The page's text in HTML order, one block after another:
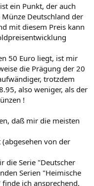
ein Punkt, der auch
Deutschland der
mit diesem Preis kann
50 Euro liegt, ist mir
die Prägung der 20
trotzdem
also weniger, als der
!
daß mir die meisten
von der
die Serie "Deutscher
Serien "Heimische
ich ansprechend,